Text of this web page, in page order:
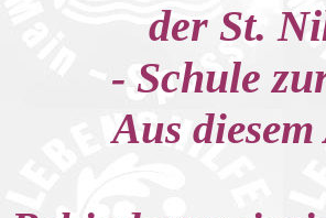
der St.
- Schule
Aus